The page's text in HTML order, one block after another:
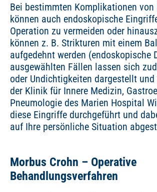
Bei bestimmten Komplikationen von
können auch endoskopische
Operation zu vermeiden oder
können z. B. Strikturen mit einem
aufgedehnt werden (endoskopische
ausgewählten Fällen lassen sich
oder Undichtigkeiten dargestellt und
der Klinik für Innere Medizin,
Pneumologie des Marien Hospital
diese Eingriffe durchgeführt und
auf Ihre persönliche Situation
Morbus Crohn – Operative
Behandlungsverfahren